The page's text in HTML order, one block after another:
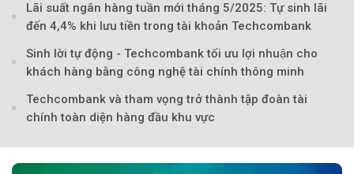
Theo
Lãi suất ngân hàng tuần mới tháng 5/2025: Tự sinh lãi
đến 4,4% khi lưu tiền trong tài khoản Techcombank
Sinh lời tự động - Techcombank tối ưu lợi nhuận cho
khách hàng bằng công nghệ tài chính thông minh
Techcombank và tham vọng trở thành tập đoàn tài
chính toàn diện hàng đầu khu vực